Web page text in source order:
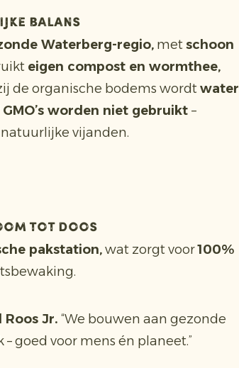
balans
Waterberg-regio, met schoon
eigen compost en wormthee,
de organische bodems wordt water
worden niet gebruikt –
vijanden.
tot doos
pakstation,wat zorgt voor100%
Roos Jr. “We bouwen aan gezonde
goed voor mens én planeet.”